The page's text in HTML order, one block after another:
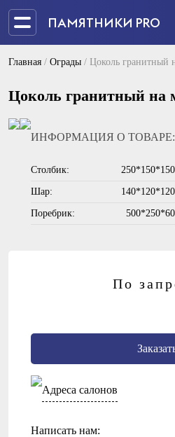
ПАМЯТНИКИ PRO
Главная / Ограды / Цоколь гранитный
Цоколь гранитный на
ИНФОРМАЦИЯ О ТОВАРЕ:
Столбик: 250*150*150
Шар: 140*120*120
Поребрик: 500*250*60
По
Адреса салонов
Написать нам: